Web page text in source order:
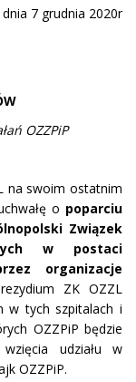
7 grudnia 2020r
OZZPiP
na swoim ostatnim
o poparciu
Związek
w postaci
organizacje
ZK OZZL
w tych szpitalach i
OZZPiP będzie
udziału w
OZZPiP.